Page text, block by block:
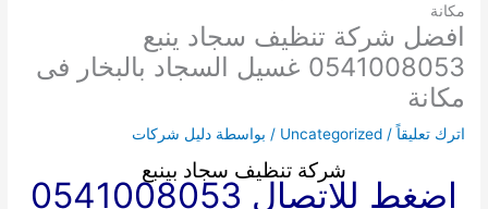
مكانة
افضل شركة تنظيف سجاد ينبع
0541008053 غسيل السجاد بالبخار فى
مكانة
اترك تعليقاً /
Uncategorized / بواسطة دليل شركات
شركة تنظيف سجاد بينبع
اضغط للاتصال 0541008053